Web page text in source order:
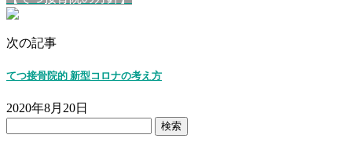
次の記事
てつ接骨院的 新型コロナの考え方
2020年8月20日